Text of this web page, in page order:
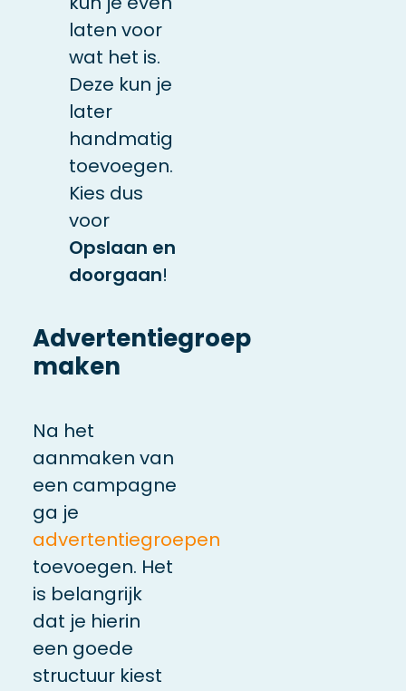
laten voor
wat het is.
Deze kun je
later
handmatig
toevoegen.
Kies dus
voor
Opslaan en
doorgaan!
Advertentiegroep
maken
Na het
aanmaken van
een campagne
ga je
advertentiegroepen
toevoegen. Het
is belangrijk
dat je hierin
een goede
structuur kiest